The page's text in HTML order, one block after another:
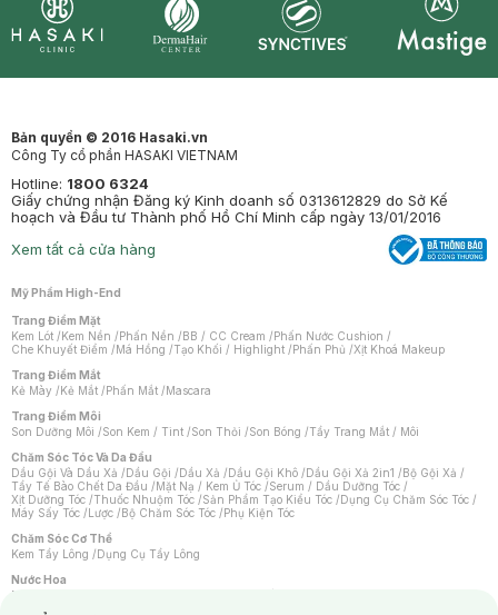
Bản quyền © 2016 Hasaki.vn
Công Ty cổ phần HASAKI VIETNAM
Hotline: 1800 6324
Giấy chứng nhận Đăng ký Kinh doanh số 0313612829 do Sở Kế
hoạch và Đầu tư Thành phố Hồ Chí Minh cấp ngày 13/01/2016
Xem tất cả cửa hàng
Mỹ Phẩm High-End
Trang Điểm Mặt
Kem Lót /Kem Nền /Phấn Nền /BB / CC Cream /Phấn Nước Cushion /
Che Khuyết Điểm /Má Hồng /Tạo Khối / Highlight /Phấn Phủ /Xịt Khoá Makeup
Trang Điểm Mắt
Kẻ Mày /Kẻ Mắt /Phấn Mắt /Mascara
Trang Điểm Môi
Son Dưỡng Môi /Son Kem / Tint /Son Thỏi /Son Bóng /Tẩy Trang Mắt / Môi
Chăm Sóc Tóc Và Da Đầu
Dầu Gội Và Dầu Xả /Dầu Gội /Dầu Xả /Dầu Gội Khô /Dầu Gội Xả 2in1 /Bộ Gội Xả /
Tẩy Tế Bào Chết Da Đầu /Mặt Nạ / Kem Ủ Tóc /Serum / Dầu Dưỡng Tóc /
Xịt Dưỡng Tóc /Thuốc Nhuộm Tóc /Sản Phẩm Tạo Kiểu Tóc /Dụng Cụ Chăm Sóc Tóc /
Máy Sấy Tóc /Lược /Bộ Chăm Sóc Tóc /Phụ Kiện Tóc
Chăm Sóc Cơ Thể
Kem Tẩy Lông /Dụng Cụ Tẩy Lông
Nước Hoa
Nước Hoa Nữ